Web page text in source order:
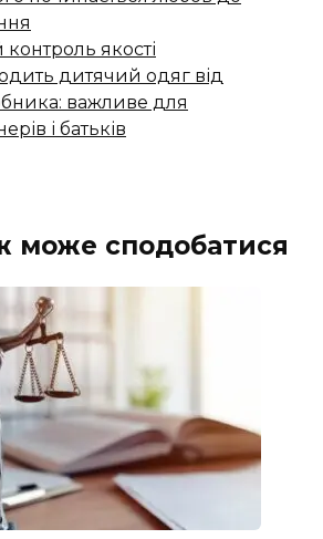
якості
дитячий одяг від
важливе для
і батьків
може сподобатися